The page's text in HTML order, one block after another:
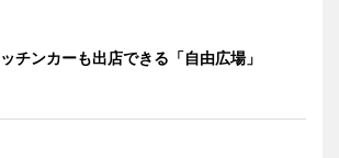
チンカーも出店できる「自由広場」